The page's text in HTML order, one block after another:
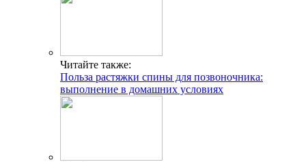
Читайте также:
Польза растяжки спины для позвоночника:
выполнение в домашних условиях